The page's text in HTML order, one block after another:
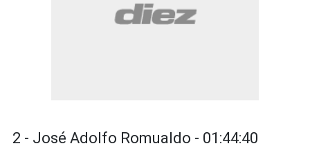
2 - José Adolfo Romualdo - 01:44:40